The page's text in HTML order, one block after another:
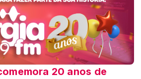
20 anos de